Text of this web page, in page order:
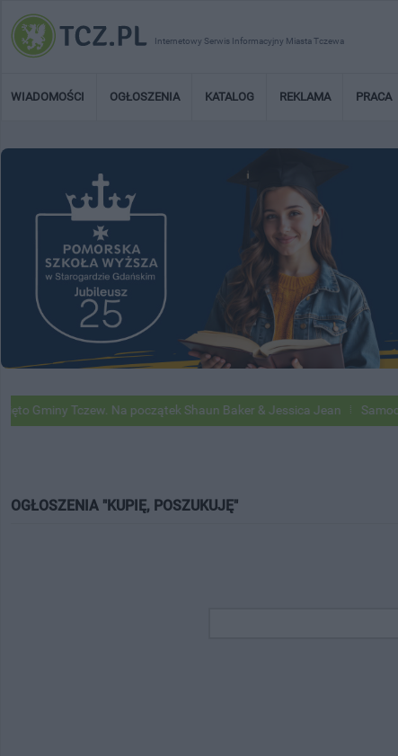
Internetowy Serwis Informacyjny Miasta Tczewa
WIADOMOŚCI OGŁOSZENIA KATALOG REKLAMA PRACA
Gminy Tczew. Na początek Shaun Baker & Jessica Jean
OGŁOSZENIA "KUPIĘ, POSZUKUJĘ"